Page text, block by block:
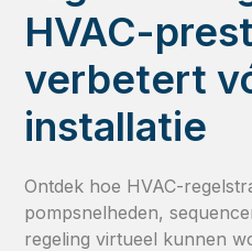
HVAC-
verbetert
installatie
Ontdek hoe HVAC-
pompsnelheden,
regeling virtueel kunnen